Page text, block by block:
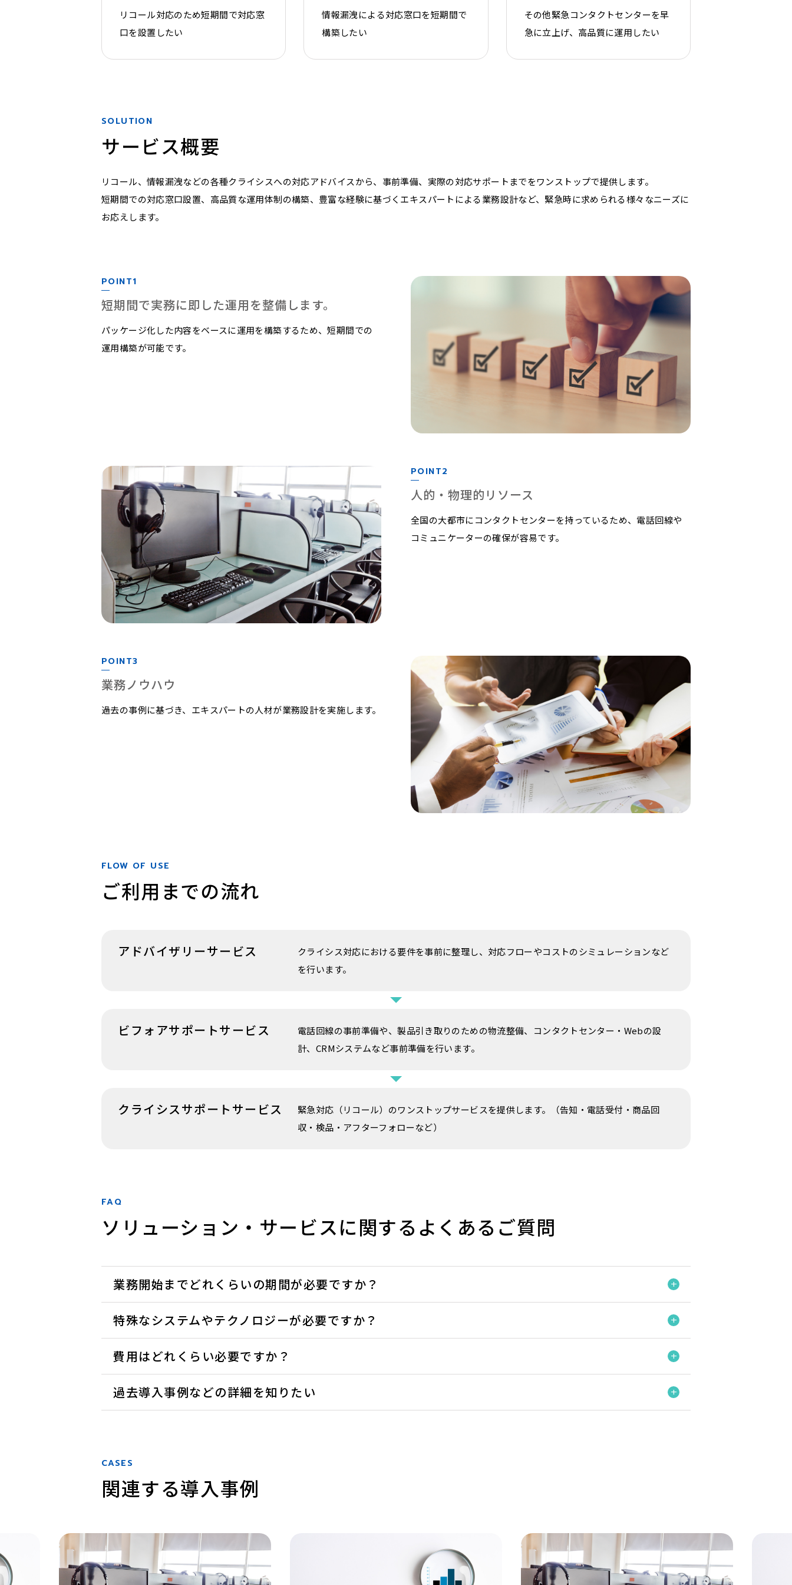
リコール対応のため短期間で対応窓
口を設置したい
情報漏洩による対応窓口を短期間で
構築したい
その他緊急コンタクトセンターを早
急に立上げ、高品質に運用したい
SOLUTION
サービス概要
リコール、情報漏洩などの各種クライシスへの対応アドバイスから、事前準備、実際の対応サポートまでをワンストップで提供します。
短期間での対応窓口設置、高品質な運用体制の構築、豊富な経験に基づくエキスパートによる業務設計など、緊急時に求められる様々なニーズに
お応えします。
POINT1
短期間で実務に即した運用を整備します。
パッケージ化した内容をベースに運用を構築するため、短期間での
運用構築が可能です。
POINT2
人的・物理的リソース
全国の大都市にコンタクトセンターを持っているため、電話回線や
コミュニケーターの確保が容易です。
POINT3
業務ノウハウ
過去の事例に基づき、エキスパートの人材が業務設計を実施します。
FLOW OF USE
ご利用までの流れ
アドバイザリーサービス
クライシス対応における要件を事前に整理し、対応フローやコストのシミュレーションなど
を行います。
ビフォアサポートサービス
電話回線の事前準備や、製品引き取りのための物流整備、コンタクトセンター・Webの設
計、CRMシステムなど事前準備を行います。
クライシスサポートサービス
緊急対応（リコール）のワンストップサービスを提供します。（告知・電話受付・商品回
収・検品・アフターフォローなど）
FAQ
ソリューション・サービスに関するよくあるご質問
業務開始までどれくらいの期間が必要ですか？
特殊なシステムやテクノロジーが必要ですか？
費用はどれくらい必要ですか？
過去導入事例などの詳細を知りたい
CASES
関連する導入事例